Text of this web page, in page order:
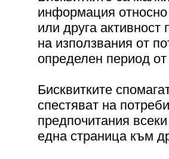
информация относно
или друга
на използвания от
определен период
Бисквитките
спестяват на
предпочитания
една страница към